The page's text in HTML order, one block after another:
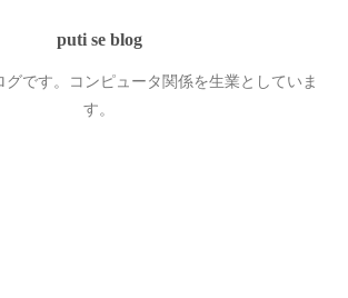
puti se blog
グです。コンピュータ関係を生業としていま
す。